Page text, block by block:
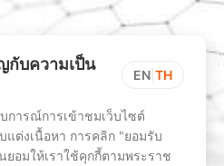
กับความเป็น
EN TH
การณ์การเข้าชมเว็บไซต์
แต่งเนื้อหา การคลิก "ยอมรับ
อมให้เราใช้คุกกี้ตามพระราช